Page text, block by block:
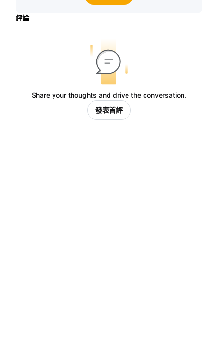
評論
Share your thoughts and drive the conversation.
發表首評